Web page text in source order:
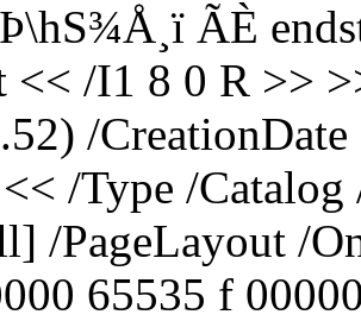
ÃÈ
<< /I1 8 0 R >>
/
/Type /
/PageLayout /
65535 f